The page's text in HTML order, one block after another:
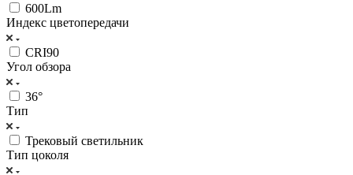
600Lm
Индекс цветопередачи
CRI90
Угол обзора
36°
Тип
Трековый светильник
Тип цоколя